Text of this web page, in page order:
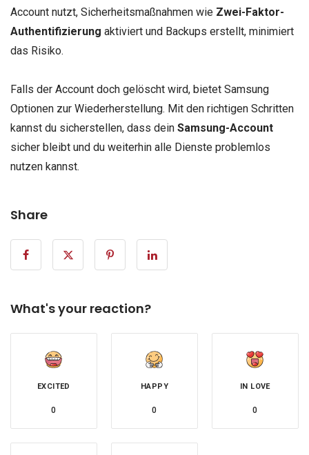
Account nutzt, Sicherheitsmaßnahmen wie Zwei-Faktor-
Authentifizierung aktiviert und Backups erstellt, minimiert
das Risiko.
Falls der Account doch gelöscht wird, bietet Samsung
Optionen zur Wiederherstellung. Mit den richtigen Schritten
kannst du sicherstellen, dass dein Samsung-Account
sicher bleibt und du weiterhin alle Dienste problemlos
nutzen kannst.
Share
What's your reaction?
EXCITED
0
HAPPY
0
IN LOVE
0